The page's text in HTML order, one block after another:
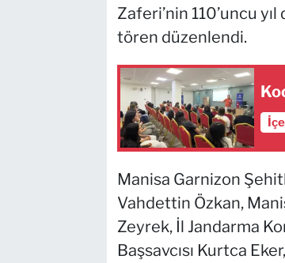
Zaferi’nin 110’uncu
tören düzenlendi.
Manisa Garnizon
Vahdettin Özkan,
Zeyrek, İl Jandarma
Başsavcısı Kurtca